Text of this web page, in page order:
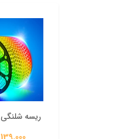
ریسه شلنگی SMD RGB